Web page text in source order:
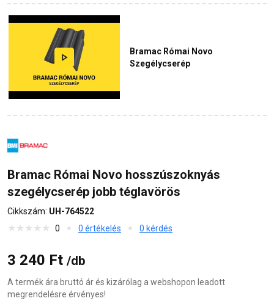
Bramac Római Novo
Szegélycserép
Bramac Római Novo hosszúszoknyás
szegélycserép jobb téglavörös
Cikkszám: UH-764522
0
0 értékelés 0 kérdés
3 240 Ft /db
A termék ára bruttó ár és kizárólag a webshopon leadott
megrendelésre érvényes!